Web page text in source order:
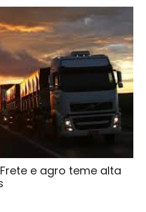
e agro teme alta